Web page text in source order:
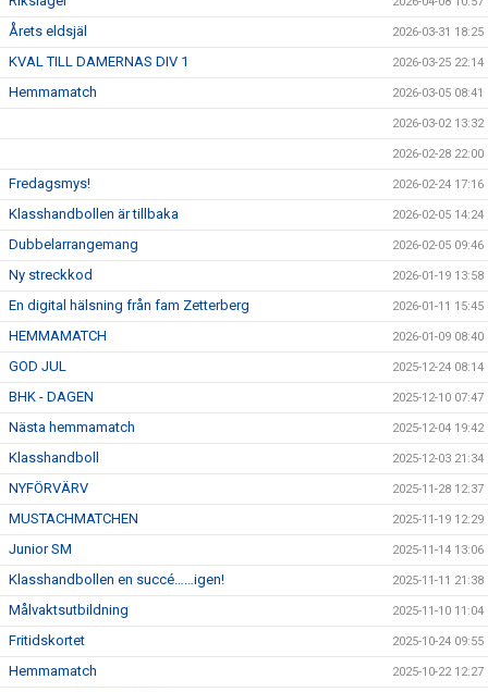
Årets eldsjäl 2026-03-31 18:25
KVAL TILL DAMERNAS DIV 1 2026-03-25 22:14
Hemmamatch 2026-03-05 08:41
2026-03-02 13:32
2026-02-28 22:00
Fredagsmys! 2026-02-24 17:16
Klasshandbollen är tillbaka 2026-02-05 14:24
Dubbelarrangemang 2026-02-05 09:46
Ny streckkod 2026-01-19 13:58
En digital hälsning från fam Zetterberg 2026-01-11 15:45
HEMMAMATCH 2026-01-09 08:40
GOD JUL 2025-12-24 08:14
BHK - DAGEN 2025-12-10 07:47
Nästa hemmamatch 2025-12-04 19:42
Klasshandboll 2025-12-03 21:34
NYFÖRVÄRV 2025-11-28 12:37
MUSTACHMATCHEN 2025-11-19 12:29
Junior SM 2025-11-14 13:06
Klasshandbollen en succé……igen! 2025-11-11 21:38
Målvaktsutbildning 2025-11-10 11:04
Fritidskortet 2025-10-24 09:55
Hemmamatch 2025-10-22 12:27